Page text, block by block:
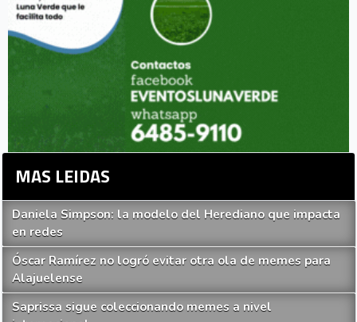
MAS LEIDAS
Daniela Simpson: la modelo del Herediano que impacta
en redes
Óscar Ramírez no logró evitar otra ola de memes para
Alajuelense
Saprissa sigue coleccionando memes a nivel